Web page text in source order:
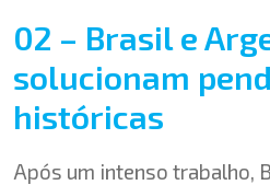
02 – Brasil e
solucionam
históricas
Após um intenso trabalho,